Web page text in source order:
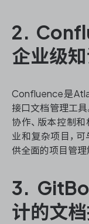
2.
企业级
Confluence是
接口文档管理工具
协作、版本控制
业和复杂项目，
供全面的项目管理
3.
计的文